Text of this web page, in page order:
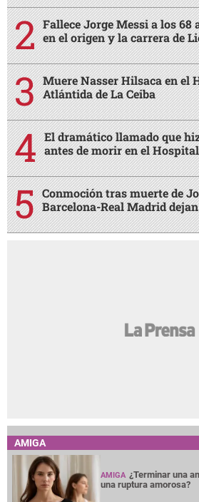
Fallece Jorge Messi a los 68
en el origen y la carrera de
Muere Nasser Hilsaca en el
Atlántida de La Ceiba
El dramático llamado que
antes de morir en el
Conmoción tras muerte de
Barcelona-Real Madrid
AMIGA
AMIGA ¿Terminar una
una ruptura amorosa?